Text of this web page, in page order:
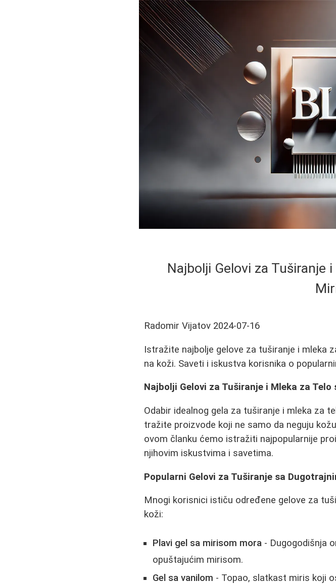
Najbolji Gelovi za Tuširanje
Radomir Vijatov 2024-07-16
Istražite najbolje gelove za tuširanje i mleka
na koži. Saveti i iskustva korisnika o
Najbolji Gelovi za Tuširanje i Mleka za
Odabir idealnog gela za tuširanje i mleka za
tražite proizvode koji ne samo da neguju
ovom članku ćemo istražiti najpopularnije
njihovim iskustvima i savetima.
Popularni Gelovi za Tuširanje sa
Mnogi korisnici ističu određene gelove za
koži:
Plavi gel sa mirisom mora - Dugogodišnja
opuštajućim mirisom.
Gel sa vanilom - Topao, slatkast miris koji